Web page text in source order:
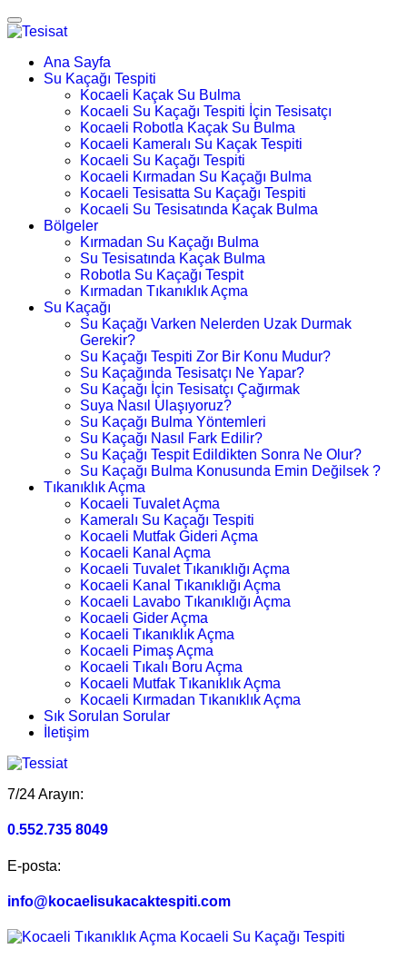
Ana Sayfa
Su Kaçağı Tespiti
Kocaeli Kaçak Su Bulma
Kocaeli Su Kaçağı Tespiti İçin Tesisatçı
Kocaeli Robotla Kaçak Su Bulma
Kocaeli Kameralı Su Kaçak Tespiti
Kocaeli Su Kaçağı Tespiti
Kocaeli Kırmadan Su Kaçağı Bulma
Kocaeli Tesisatta Su Kaçağı Tespiti
Kocaeli Su Tesisatında Kaçak Bulma
Bölgeler
Kırmadan Su Kaçağı Bulma
Su Tesisatında Kaçak Bulma
Robotla Su Kaçağı Tespit
Kırmadan Tıkanıklık Açma
Su Kaçağı
Su Kaçağı Varken Nelerden Uzak Durmak
Gerekir?
Su Kaçağı Tespiti Zor Bir Konu Mudur?
Su Kaçağında Tesisatçı Ne Yapar?
Su Kaçağı İçin Tesisatçı Çağırmak
Suya Nasıl Ulaşıyoruz?
Su Kaçağı Bulma Yöntemleri
Su Kaçağı Nasıl Fark Edilir?
Su Kaçağı Tespit Edildikten Sonra Ne Olur?
Su Kaçağı Bulma Konusunda Emin Değilsek ?
Tıkanıklık Açma
Kocaeli Tuvalet Açma
Kameralı Su Kaçağı Tespiti
Kocaeli Mutfak Gideri Açma
Kocaeli Kanal Açma
Kocaeli Tuvalet Tıkanıklığı Açma
Kocaeli Kanal Tıkanıklığı Açma
Kocaeli Lavabo Tıkanıklığı Açma
Kocaeli Gider Açma
Kocaeli Tıkanıklık Açma
Kocaeli Pimaş Açma
Kocaeli Tıkalı Boru Açma
Kocaeli Mutfak Tıkanıklık Açma
Kocaeli Kırmadan Tıkanıklık Açma
Sık Sorulan Sorular
İletişim
7/24 Arayın:
0.552.735 8049
E-posta:
info@kocaelisukacaktespiti.com